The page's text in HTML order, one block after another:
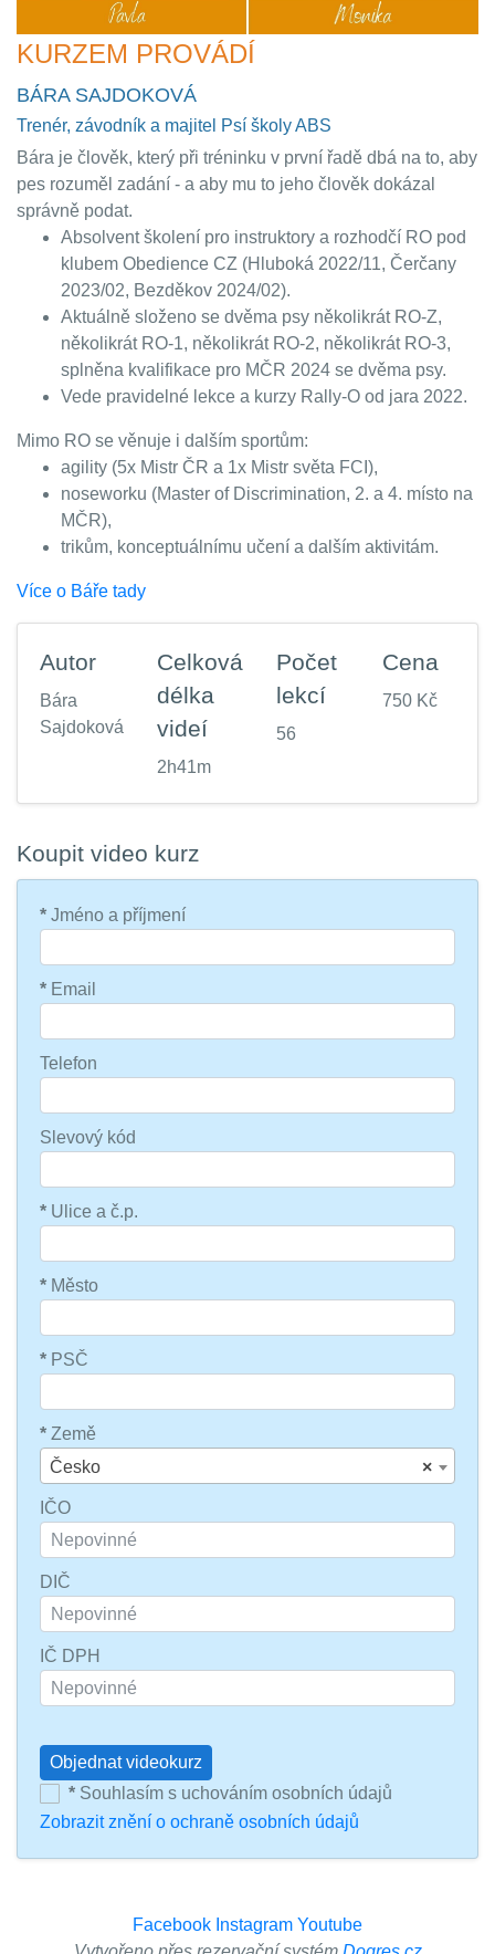
KURZEM PROVÁDÍ
BÁRA SAJDOKOVÁ
Trenér, závodník a majitel Psí školy ABS
Bára je člověk, který při tréninku v první řadě dbá na to, aby
pes rozuměl zadání - a aby mu to jeho člověk dokázal
správně podat.
Absolvent školení pro instruktory a rozhodčí RO pod
klubem Obedience CZ (Hluboká 2022/11, Čerčany
2023/02, Bezděkov 2024/02).
Aktuálně složeno se dvěma psy několikrát RO-Z,
několikrát RO-1, několikrát RO-2, několikrát RO-3,
splněna kvalifikace pro MČR 2024 se dvěma psy.
Vede pravidelné lekce a kurzy Rally-O od jara 2022.
Mimo RO se věnuje i dalším sportům:
agility (5x Mistr ČR a 1x Mistr světa FCI),
noseworku (Master of Discrimination, 2. a 4. místo na
MČR),
trikům, konceptuálnímu učení a dalším aktivitám.
Více o Báře tady
Autor
Bára
Sajdoková
Celková
délka
videí
2h41m
Počet
lekcí
56
Cena
750 Kč
Koupit video kurz
* Jméno a příjmení
* Email
Telefon
Slevový kód
* Ulice a č.p.
* Město
* PSČ
* Země
×
Česko
IČO
DIČ
IČ DPH
Objednat videokurz
* Souhlasím s uchováním osobních údajů
Zobrazit znění o ochraně osobních údajů
Facebook Instagram Youtube